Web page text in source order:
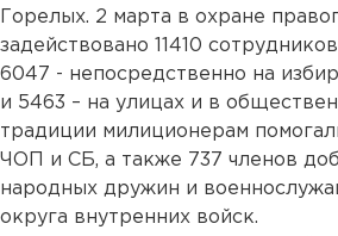
Горелых. 2 марта в охране
задействовано 11410
6047 - непосредственно на
и 5463 – на улицах и в
традиции милиционерам
ЧОП и СБ, а также 737 членов
народных дружин и
округа внутренних войск.